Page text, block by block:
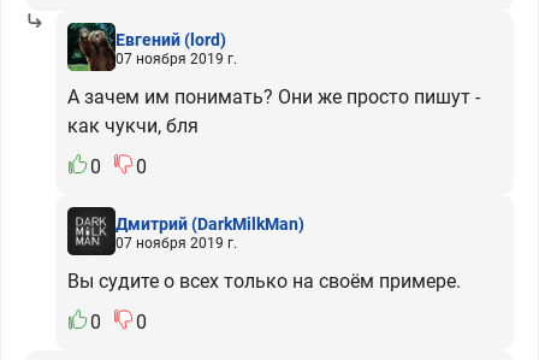
Евгений(lord)
07 ноября 2019 г.
А зачем им понимать? Они же просто пишут -
как чукчи, бля
0
0
Дмитрий(DarkMilkMan)
07 ноября 2019 г.
Вы судите о всех только на своём примере.
0
0